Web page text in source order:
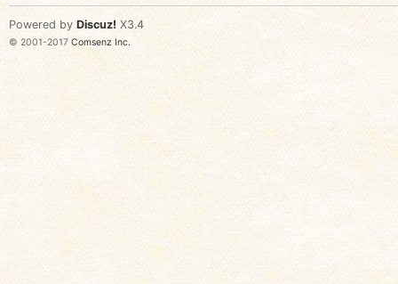
Powered by Discuz! X3.4
© 2001-2017 Comsenz Inc.